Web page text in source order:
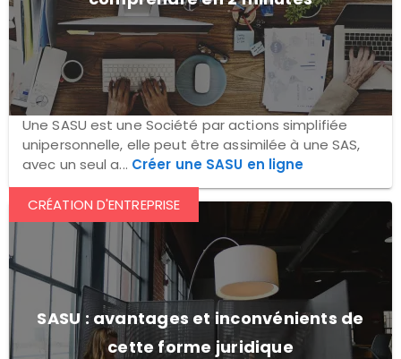
Une SASU est une Société par actions simplifiée
unipersonnelle, elle peut être assimilée à une SAS,
avec un seul a... Créer une SASU en ligne
SASU : avantages et inconvénients de
cette forme juridique
CRÉATION D'ENTREPRISE